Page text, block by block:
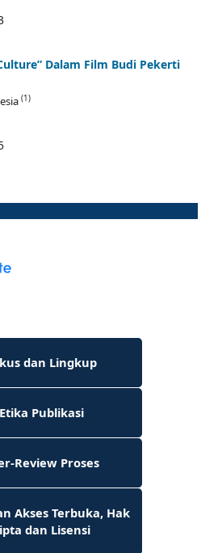
Dalam Film Budi Pekerti
(1)
dan Lingkup
Etika Publikasi
Review Proses
Akses Terbuka, Hak
dan Lisensi